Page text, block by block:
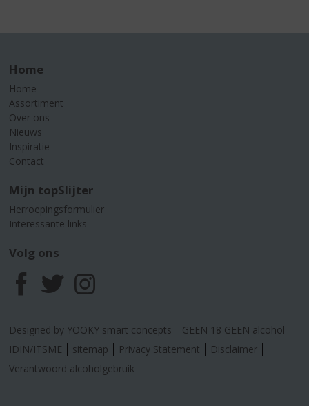
Home
Home
Assortiment
Over ons
Nieuws
Inspiratie
Contact
Mijn topSlijter
Herroepingsformulier
Interessante links
Volg ons
F
a
c
T
w
i
I
n
s
Designed by YOOKY smart concepts
GEEN 18 GEEN alcohol
IDIN/ITSME
sitemap Privacy Statement
Disclaimer
Verantwoord alcoholgebruik